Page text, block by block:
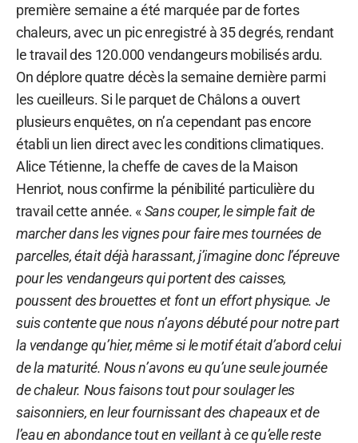
première semaine a été marquée par de fortes
chaleurs, avec un pic enregistré à 35 degrés, rendant
le travail des 120.000 vendangeurs mobilisés ardu.
On déplore quatre décès la semaine dernière parmi
les cueilleurs. Si le parquet de Châlons a ouvert
plusieurs enquêtes, on n’a cependant pas encore
établi un lien direct avec les conditions climatiques.
Alice Tétienne, la cheffe de caves de la Maison
Henriot, nous confirme la pénibilité particulière du
travail cette année. «Sans couper, le simple fait de
marcher dans les vignes pour faire mes tournées de
parcelles, était déjà harassant, j’imagine donc l’épreuve
pour les vendangeurs qui portent des caisses,
poussent des brouettes et font un effort physique. Je
suis contente que nous n’ayons débuté pour notre part
la vendange qu’hier, même si le motif était d’abord celui
de la maturité. Nous n’avons eu qu’une seule journée
de chaleur. Nous faisons tout pour soulager les
saisonniers, en leur fournissant des chapeaux et de
l’eau en abondance tout en veillant à ce qu’elle reste